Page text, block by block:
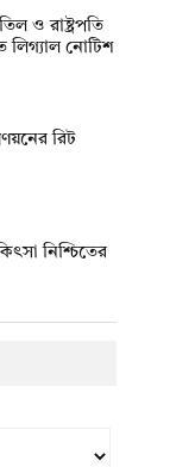
ও রাষ্ট্রপতি
লিগ্যাল নোটিশ
রিট
নিশ্চিতের